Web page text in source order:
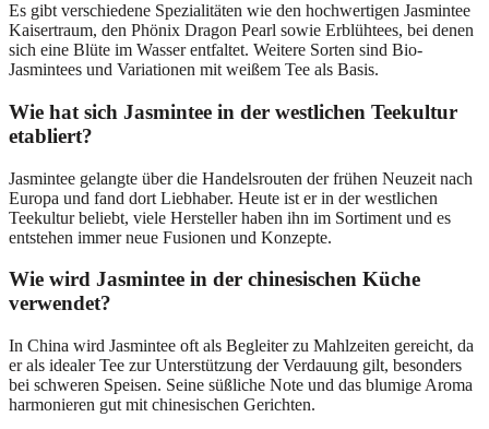
Es gibt verschiedene Spezialitäten wie den hochwertigen Jasmintee
Kaisertraum, den Phönix Dragon Pearl sowie Erblühtees, bei denen
sich eine Blüte im Wasser entfaltet. Weitere Sorten sind Bio-
Jasmintees und Variationen mit weißem Tee als Basis.
Wie hat sich Jasmintee in der westlichen Teekultur
etabliert?
Jasmintee gelangte über die Handelsrouten der frühen Neuzeit nach
Europa und fand dort Liebhaber. Heute ist er in der westlichen
Teekultur beliebt, viele Hersteller haben ihn im Sortiment und es
entstehen immer neue Fusionen und Konzepte.
Wie wird Jasmintee in der chinesischen Küche
verwendet?
In China wird Jasmintee oft als Begleiter zu Mahlzeiten gereicht, da
er als idealer Tee zur Unterstützung der Verdauung gilt, besonders
bei schweren Speisen. Seine süßliche Note und das blumige Aroma
harmonieren gut mit chinesischen Gerichten.